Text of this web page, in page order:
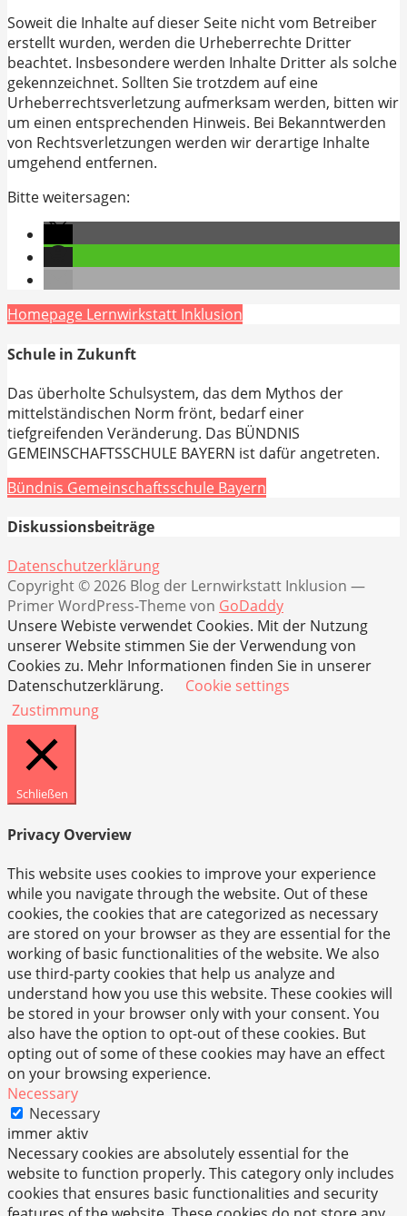
Soweit die Inhalte auf dieser Seite nicht vom Betreiber
erstellt wurden, werden die Urheberrechte Dritter
beachtet. Insbesondere werden Inhalte Dritter als solche
gekennzeichnet. Sollten Sie trotzdem auf eine
Urheberrechtsverletzung aufmerksam werden, bitten wir
um einen entsprechenden Hinweis. Bei Bekanntwerden
von Rechtsverletzungen werden wir derartige Inhalte
umgehend entfernen.
Bitte weitersagen:
Homepage Lernwirkstatt Inklusion
Schule in Zukunft
Das überholte Schulsystem, das dem Mythos der
mittelständischen Norm frönt, bedarf einer
tiefgreifenden Veränderung. Das BÜNDNIS
GEMEINSCHAFTSSCHULE BAYERN ist dafür angetreten.
Bündnis Gemeinschaftsschule Bayern
Diskussionsbeiträge
Datenschutzerklärung
Copyright © 2026 Blog der Lernwirkstatt Inklusion —
Primer WordPress-Theme von GoDaddy
Unsere Webiste verwendet Cookies. Mit der Nutzung
unserer Website stimmen Sie der Verwendung von
Cookies zu. Mehr Informationen finden Sie in unserer
Datenschutzerklärung.
Cookie settings
Zustimmung
Schließen
Privacy Overview
This website uses cookies to improve your experience
while you navigate through the website. Out of these
cookies, the cookies that are categorized as necessary
are stored on your browser as they are essential for the
working of basic functionalities of the website. We also
use third-party cookies that help us analyze and
understand how you use this website. These cookies will
be stored in your browser only with your consent. You
also have the option to opt-out of these cookies. But
opting out of some of these cookies may have an effect
on your browsing experience.
Necessary
Necessary
immer aktiv
Necessary cookies are absolutely essential for the
website to function properly. This category only includes
cookies that ensures basic functionalities and security